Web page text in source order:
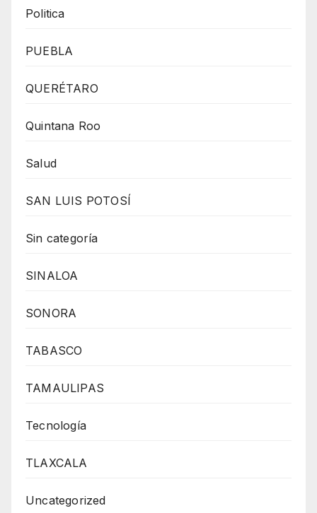
Politica
PUEBLA
QUERÉTARO
Quintana Roo
Salud
SAN LUIS POTOSÍ
Sin categoría
SINALOA
SONORA
TABASCO
TAMAULIPAS
Tecnología
TLAXCALA
Uncategorized